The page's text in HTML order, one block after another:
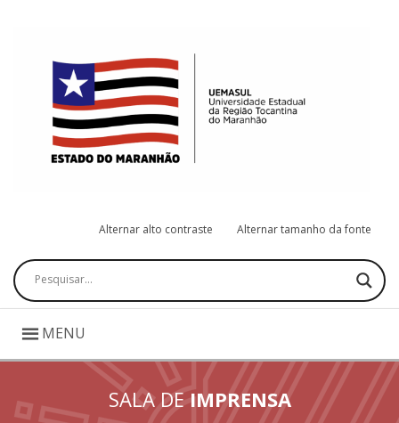
Alternar alto contraste Alternar tamanho da fonte
Pesquisar
MENU
SALA DEIMPRENSA